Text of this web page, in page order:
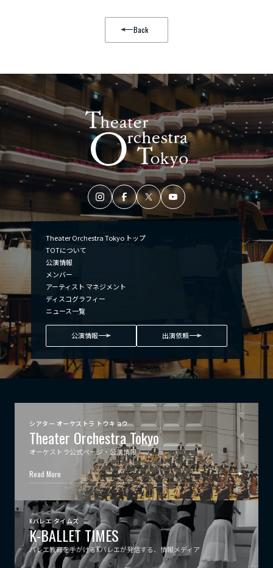
Back
Theater Orchestra Tokyo トップ
TOTについて
公演情報
メンバー
アーティスト マネジメント
ディスコグラフィー
ニュース一覧
公演情報 出演依頼
シアター オーケストラ トウキョウ
Theater Orchestra Tokyo
オーケストラ公式ページ・公演情報
Read More
Kバレエ タイムズ
K-BALLET TIMES
バレエ教育を手がけるKバレエが発信する、情報メディア